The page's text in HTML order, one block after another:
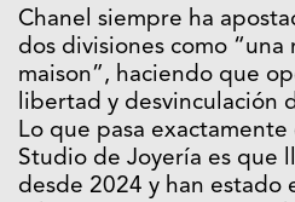
Chanel siempre ha
dos divisiones como
maison”, haciendo que
libertad y desvinculación
Lo que pasa
Studio de Joyería es que
desde 2024 y han estado